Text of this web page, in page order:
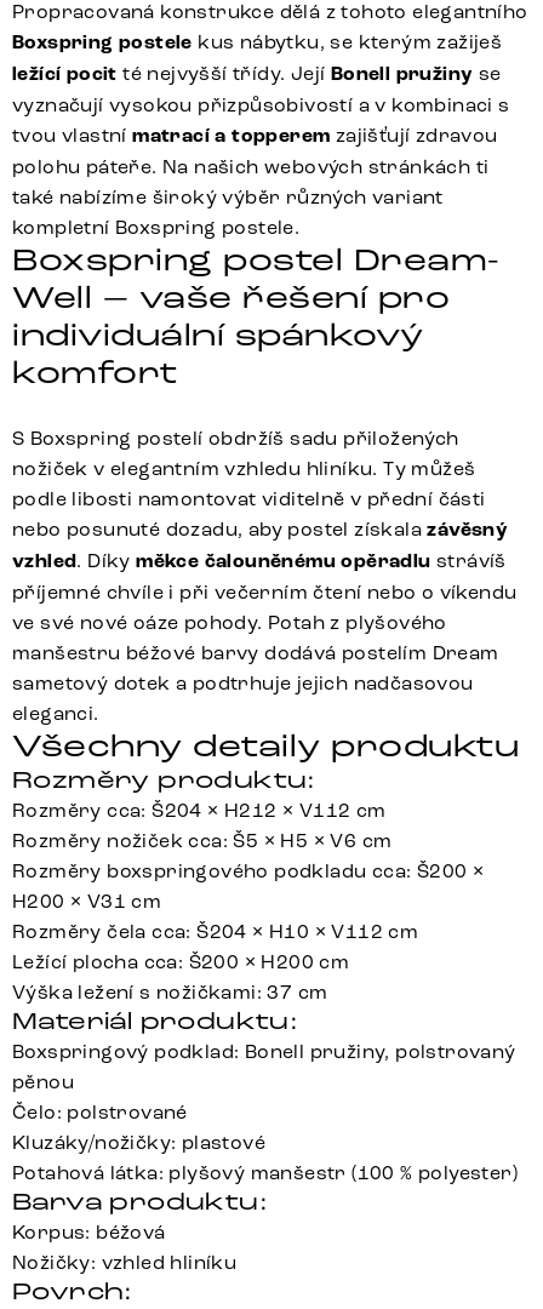
Propracovaná konstrukce dělá z tohoto elegantního
Boxspring postele kus nábytku, se kterým zažiješ
ležící pocit té nejvyšší třídy. Její Bonell pružiny se
vyznačují vysokou přizpůsobivostí a v kombinaci s
tvou vlastnímatrací a topperem zajišťují zdravou
polohu páteře. Na našich webových stránkách ti
také nabízíme široký výběr různých variant
kompletní Boxspring postele.
Boxspring postel Dream-
Well – vaše řešení pro
individuální spánkový
komfort
S Boxspring postelí obdržíš sadu přiložených
nožiček v elegantním vzhledu hliníku. Ty můžeš
podle libosti namontovat viditelně v přední části
nebo posunuté dozadu, aby postel získalazávěsný
vzhled. Díkyměkce čalouněnému opěradlu strávíš
příjemné chvíle i při večerním čtení nebo o víkendu
ve své nové oáze pohody. Potah z plyšového
manšestru béžové barvy dodává postelím Dream
sametový dotek a podtrhuje jejich nadčasovou
eleganci.
Všechny detaily produktu
Rozměry produktu:
Rozměry cca: Š204 × H212 × V112 cm
Rozměry nožiček cca: Š5 × H5 × V6 cm
Rozměry boxspringového podkladu cca: Š200 ×
H200 × V31 cm
Rozměry čela cca: Š204 × H10 × V112 cm
Ležící plocha cca: Š200 × H200 cm
Výška ležení s nožičkami: 37 cm
Materiál produktu:
Boxspringový podklad: Bonell pružiny, polstrovaný
pěnou
Čelo: polstrované
Kluzáky/nožičky: plastové
Potahová látka: plyšový manšestr (100 % polyester)
Barva produktu:
Korpus: béžová
Nožičky: vzhled hliníku
Povrch: